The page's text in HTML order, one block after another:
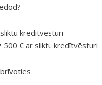
kredītvēsturi
500 € ar sliktu kredītvēsturi